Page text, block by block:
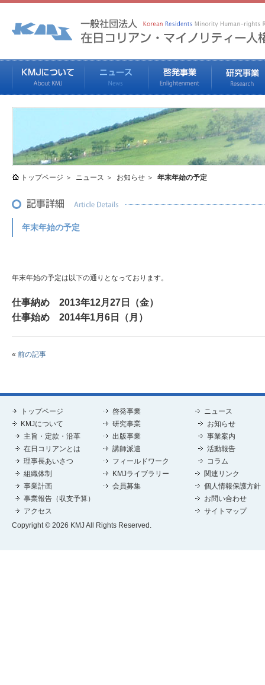
トップページ ニュース お知らせ 年末年始の予定
年末年始の予定
年末年始の予定は以下の通りとなっております。
仕事納め 2013年12月27日（金）
仕事始め 2014年1月6日（月）
« 前の記事
トップページ
KMJについて
主旨・定款・沿革
在日コリアンとは
理事長あいさつ
組織体制
事業計画
事業報告（収支予算）
アクセス
啓発事業
研究事業
出版事業
講師派遣
フィールドワーク
KMJライブラリー
会員募集
ニュース
お知らせ
事業案内
活動報告
コラム
関連リンク
個人情報保護方針
お問い合わせ
サイトマップ
Copyright © 2026 KMJ All Rights Reserved.